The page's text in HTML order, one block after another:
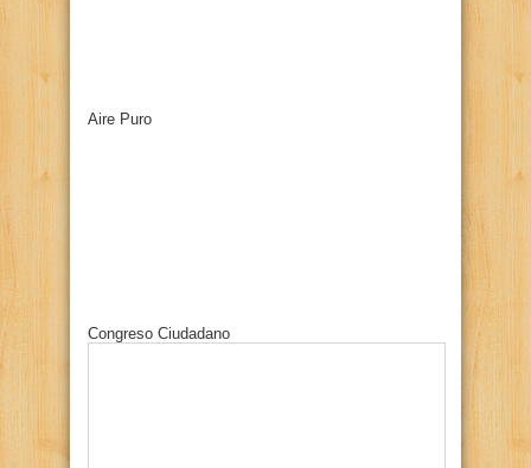
Aire Puro
Congreso Ciudadano